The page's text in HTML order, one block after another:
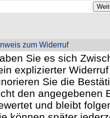
zum Widerruf
Sie es sich
explizierter
Sie die
den angegebenen
und bleibt